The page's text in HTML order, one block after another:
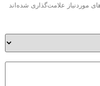
موردنیاز علامت‌گذاری شده‌اند